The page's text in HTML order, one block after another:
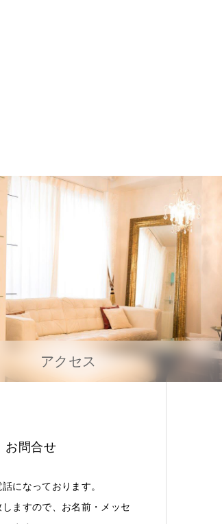
アクセス
お問合せ
になっております。
ますので、お名前・メッセ